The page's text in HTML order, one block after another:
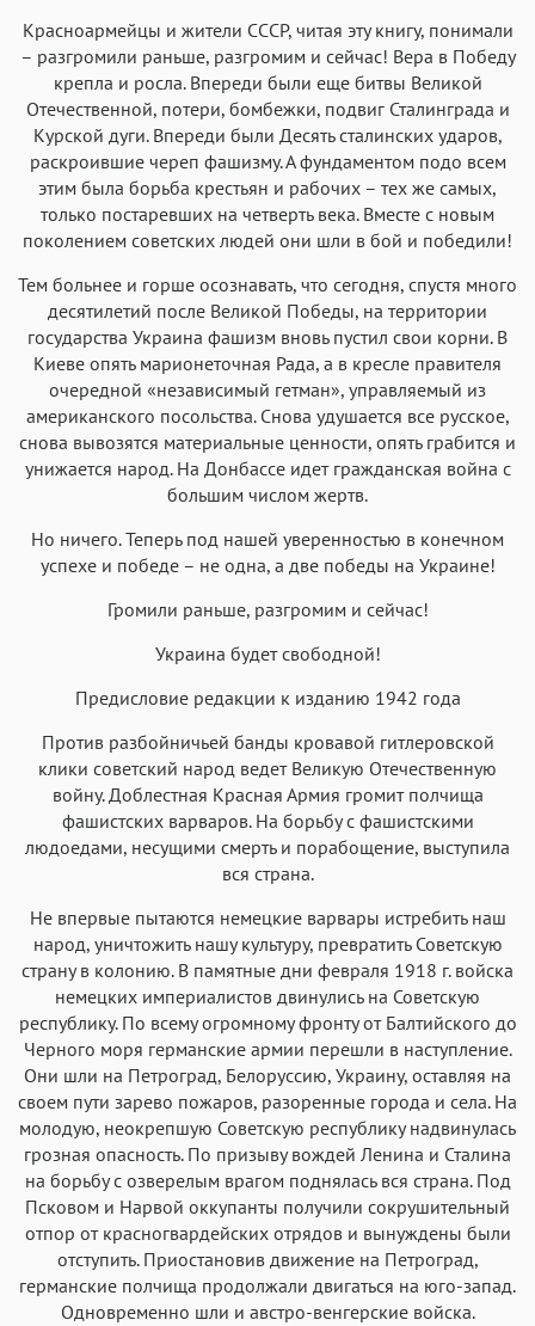
Красноармейцы и жители СССР, читая эту книгу, понимали
– разгромили раньше, разгромим и сейчас! Вера в Победу
крепла и росла. Впереди были еще битвы Великой
Отечественной, потери, бомбежки, подвиг Сталинграда и
Курской дуги. Впереди были Десять сталинских ударов,
раскроившие череп фашизму. А фундаментом подо всем
этим была борьба крестьян и рабочих – тех же самых,
только постаревших на четверть века. Вместе с новым
поколением советских людей они шли в бой и победили!
Тем больнее и горше осознавать, что сегодня, спустя много
десятилетий после Великой Победы, на территории
государства Украина фашизм вновь пустил свои корни. В
Киеве опять марионеточная Рада, а в кресле правителя
очередной «независимый гетман», управляемый из
американского посольства. Снова удушается все русское,
снова вывозятся материальные ценности, опять грабится и
унижается народ. На Донбассе идет гражданская война с
большим числом жертв.
Но ничего. Теперь под нашей уверенностью в конечном
успехе и победе – не одна, а две победы на Украине!
Громили раньше, разгромим и сейчас!
Украина будет свободной!
Предисловие редакции к изданию 1942 года
Против разбойничьей банды кровавой гитлеровской
клики советский народ ведет Великую Отечественную
войну. Доблестная Красная Армия громит полчища
фашистских варваров. На борьбу с фашистскими
людоедами, несущими смерть и порабощение, выступила
вся страна.
Не впервые пытаются немецкие варвары истребить наш
народ, уничтожить нашу культуру, превратить Советскую
страну в колонию. В памятные дни февраля 1918 г. войска
немецких империалистов двинулись на Советскую
республику. По всему огромному фронту от Балтийского до
Черного моря германские армии перешли в наступление.
Они шли на Петроград, Белоруссию, Украину, оставляя на
своем пути зарево пожаров, разоренные города и села. На
молодую, неокрепшую Советскую республику надвинулась
грозная опасность. По призыву вождей Ленина и Сталина
на борьбу с озверелым врагом поднялась вся страна. Под
Псковом и Нарвой оккупанты получили сокрушительный
отпор от красногвардейских отрядов и вынуждены были
отступить. Приостановив движение на Петроград,
германские полчища продолжали двигаться на юго-запад.
Одновременно шли и австро-венгерские войска.